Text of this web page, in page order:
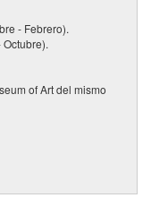
- Febrero).
of Art del mismo